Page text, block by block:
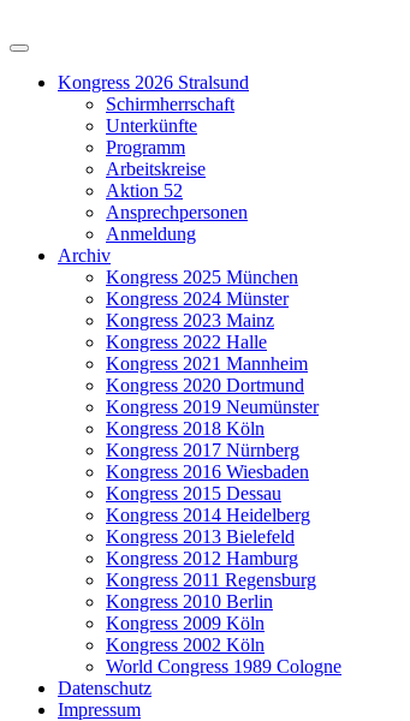
Kongress 2026 Stralsund
Schirmherrschaft
Unterkünfte
Programm
Arbeitskreise
Aktion 52
Ansprechpersonen
Anmeldung
Archiv
Kongress 2025 München
Kongress 2024 Münster
Kongress 2023 Mainz
Kongress 2022 Halle
Kongress 2021 Mannheim
Kongress 2020 Dortmund
Kongress 2019 Neumünster
Kongress 2018 Köln
Kongress 2017 Nürnberg
Kongress 2016 Wiesbaden
Kongress 2015 Dessau
Kongress 2014 Heidelberg
Kongress 2013 Bielefeld
Kongress 2012 Hamburg
Kongress 2011 Regensburg
Kongress 2010 Berlin
Kongress 2009 Köln
Kongress 2002 Köln
World Congress 1989 Cologne
Datenschutz
Impressum